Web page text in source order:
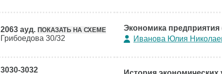
2063 ауд. ПОКАЗАТЬ НА СХЕМЕ
Грибоедова 30/32
Экономика предприятия
Иванова Юлия
3030-3032